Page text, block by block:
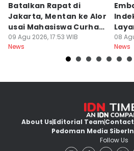
Batalkan Rapat di
Jakarta, Mentan ke Alor
usai Mahasiswa Curhat
Beras Mahal
09 Agu 2026, 17:53 WIB
News
08
News
About UsEditorial TeamContact
Pedoman Media Siber
Follow Us